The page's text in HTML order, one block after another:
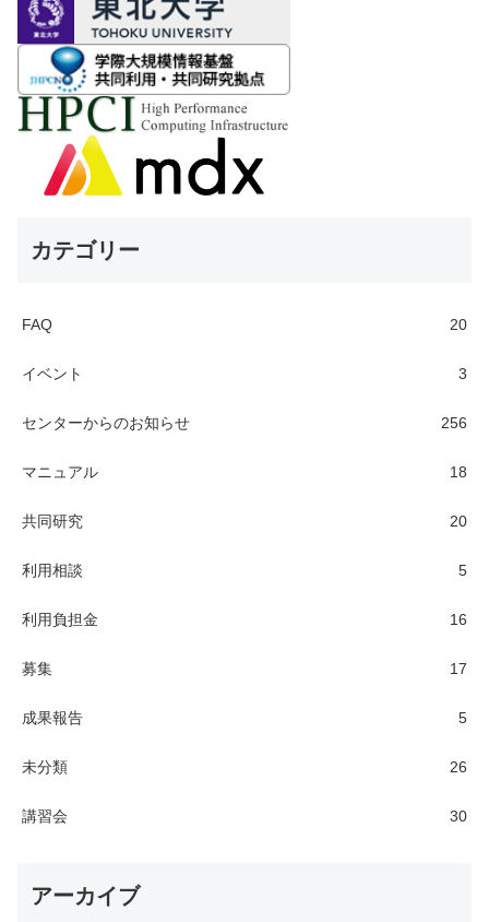
カテゴリー
FAQ 20
イベント 3
センターからのお知らせ 256
マニュアル 18
共同研究 20
利用相談 5
利用負担金 16
募集 17
成果報告 5
未分類 26
講習会 30
アーカイブ